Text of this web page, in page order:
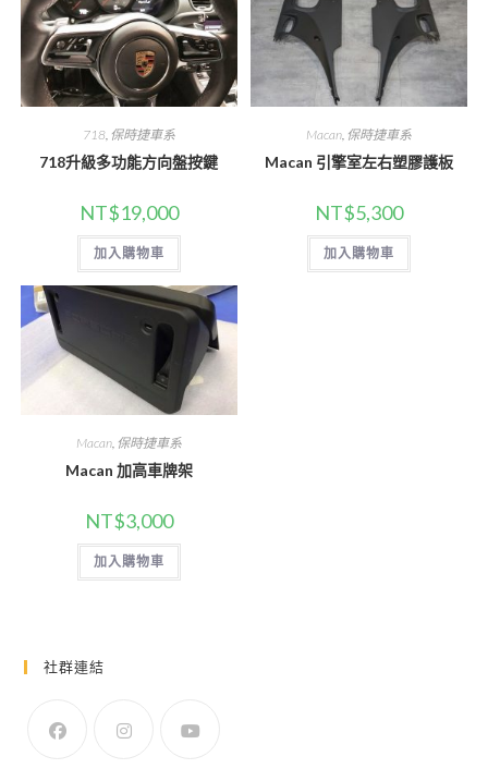
718, 保時捷車系
718升級多功能方向盤按鍵
NT$19,000
加入購物車
Macan 保時捷車系
Macan 引擎室左右塑膠護板
NT$5,300
加入購物車
Macan, 保時捷車系
Macan 加高車牌架
NT$3,000
加入購物車
社群連結